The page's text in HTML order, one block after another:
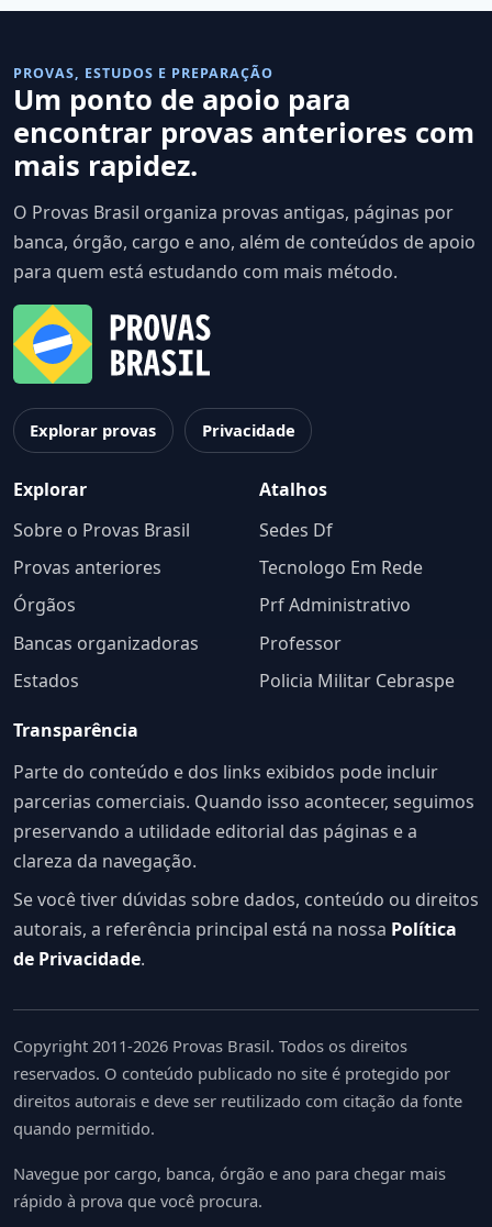
PROVAS, ESTUDOS E PREPARAÇÃO
Um ponto de apoio para
encontrar provas anteriores com
mais rapidez.
O Provas Brasil organiza provas antigas, páginas por
banca, órgão, cargo e ano, além de conteúdos de apoio
para quem está estudando com mais método.
Explorar provas Privacidade
Explorar
Sobre o Provas Brasil
Provas anteriores
Órgãos
Bancas organizadoras
Estados
Atalhos
Sedes Df
Tecnologo Em Rede
Prf Administrativo
Professor
Policia Militar Cebraspe
Transparência
Parte do conteúdo e dos links exibidos pode incluir
parcerias comerciais. Quando isso acontecer, seguimos
preservando a utilidade editorial das páginas e a
clareza da navegação.
Se você tiver dúvidas sobre dados, conteúdo ou direitos
autorais, a referência principal está na nossa Política
de Privacidade.
Copyright 2011-2026 Provas Brasil. Todos os direitos
reservados. O conteúdo publicado no site é protegido por
direitos autorais e deve ser reutilizado com citação da fonte
quando permitido.
Navegue por cargo, banca, órgão e ano para chegar mais
rápido à prova que você procura.